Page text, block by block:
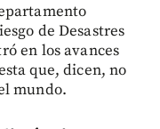
de Desastres
en los avances
que, dicen, no
mundo.